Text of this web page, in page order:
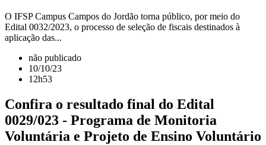
O IFSP Campus Campos do Jordão torna público, por meio do
Edital 0032/2023, o processo de seleção de fiscais destinados à
aplicação das...
não publicado
10/10/23
12h53
Confira o resultado final do Edital
0029/023 - Programa de Monitoria
Voluntária e Projeto de Ensino Voluntário